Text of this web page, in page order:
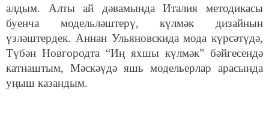
алдым. Алты ай дәвамында Италия методикасы
буенча модельләштерү, күлмәк дизайнын
үзләштердек. Аннан Ульяновскида мода күрсәтүдә,
Түбән Новгородта “Иң яхшы күлмәк” бәйгесендә
катнаштым, Мәскәүдә яшь модельерлар арасында
уңыш казандым.